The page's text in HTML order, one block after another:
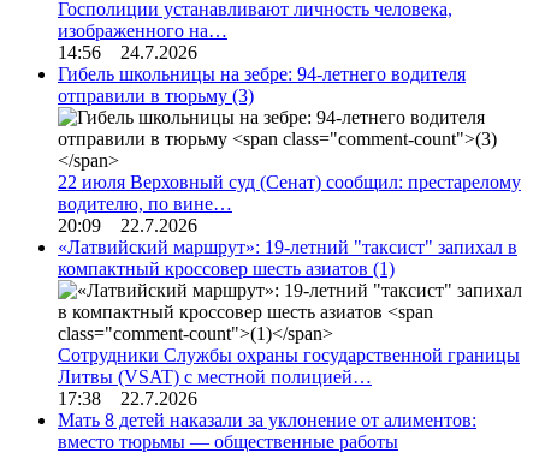
Госполиции устанавливают личность человека,
изображенного на…
14:56 24.7.2026
Гибель школьницы на зебре: 94-летнего водителя
отправили в тюрьму (3)
22 июля Верховный суд (Сенат) сообщил: престарелому
водителю, по вине…
20:09 22.7.2026
«Латвийский маршрут»: 19-летний "таксист" запихал в
компактный кроссовер шесть азиатов (1)
Сотрудники Службы охраны государственной границы
Литвы (VSAT) с местной полицией…
17:38 22.7.2026
Мать 8 детей наказали за уклонение от алиментов:
вместо тюрьмы — общественные работы